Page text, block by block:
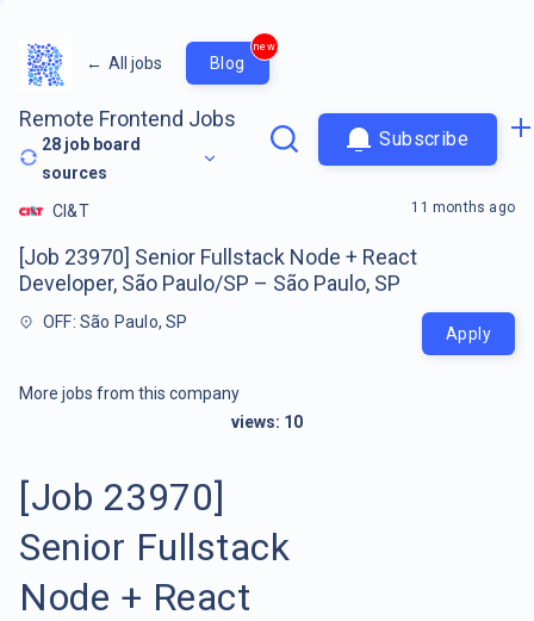
← All jobs Blog
new
Remote Frontend Jobs
28 job board
sources
Subscribe
CI&T
[Job 23970] Senior Fullstack Node + React
Developer, São Paulo/SP – São Paulo, SP
OFF: São Paulo, SP
11 months ago
Apply
More jobs from this company
views: 10
[Job 23970]
Senior Fullstack
Node + React